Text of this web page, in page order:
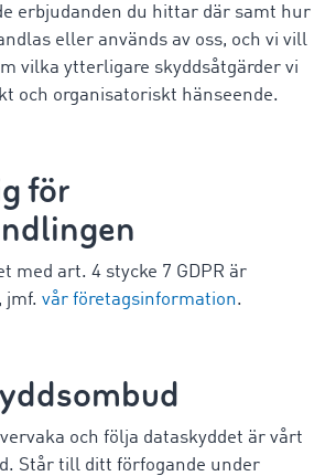
erbjudanden du hittar där samt hur
eller används av oss, och vi vill
vilka ytterligare skyddsåtgärder vi
och organisatoriskt hänseende.
för
med art. 4 stycke 7 GDPR är
jmf. vår företagsinformation.
och följa dataskyddet är vårt
Står till ditt förfogande under